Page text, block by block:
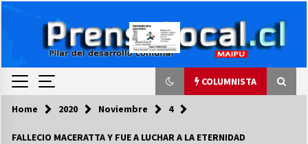
COLUMNISTA
COLUMNISTA
Home 2020 Noviembre 4
FALLECIO MACERATTA Y FUE A LUCHAR A LA ETERNIDAD